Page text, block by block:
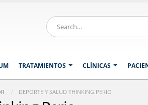
TRATAMIENTOS CLÍNICAS
DEPORTE Y SALUD THINKING PERIO